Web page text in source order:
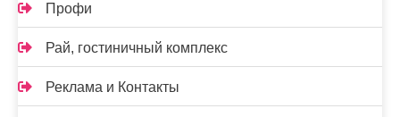
Профи
Рай, гостиничный комплекс
Реклама и Контакты